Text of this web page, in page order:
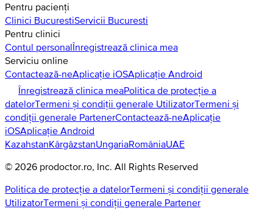
Pentru pacienți
Clinici BucurestiServicii Bucuresti
Pentru clinici
Contul personalÎnregistrează clinica mea
Serviciu online
Contactează-neAplicație iOSAplicație Android
Înregistrează clinica meaPolitica de protecție a
datelorTermeni și condiții generale UtilizatorTermeni și
condiții generale PartenerContactează-neAplicație
iOSAplicație Android
KazahstanKârgâzstanUngariaRomâniaUAE
© 2026 prodoctor.ro , Inc. All Rights Reserved
Politica de protecție a datelorTermeni și condiții generale
UtilizatorTermeni și condiții generale Partener